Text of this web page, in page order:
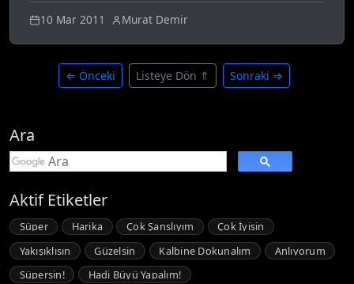
10 Mar 2011 Murat Demir
⇐ Önceki Listeye Dön ⇑ Sonraki ⇒
Ara
Aktif Etiketler
Süper Harika Çok Şanslıyım
Çok İyisin
Yakışıklısın
Güzelsin Kalbine Dokunalım
Anlıyorum
Süpersin!
Hadi Büyü Yapalım!